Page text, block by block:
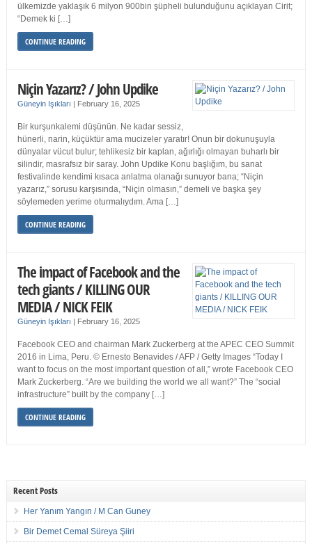
ülkemizde yaklaşık 6 milyon 900bin şüpheli bulunduğunu açıklayan Cirit;
“Demek ki […]
CONTINUE READING
Niçin Yazarız? / John Updike
Güneyin Işıkları | February 16, 2025
Bir kurşunkalemi düşünün. Ne kadar sessiz,
hünerli, narin, küçüktür ama mucizeler yaratır! Onun bir dokunuşuyla
dünyalar vücut bulur; tehlikesiz bir kaplan, ağırlığı olmayan buharlı bir
silindir, masrafsız bir saray. John Updike Konu başlığım, bu sanat
festivalinde kendimi kısaca anlatma olanağı sunuyor bana; “Niçin
yazarız,” sorusu karşısında, “Niçin olmasın,” demeli ve başka şey
söylemeden yerime oturmalıydım. Ama […]
CONTINUE READING
The impact of Facebook and the
tech giants / KILLING OUR
MEDIA / NICK FEIK
Güneyin Işıkları | February 16, 2025
Facebook CEO and chairman Mark Zuckerberg at the APEC CEO Summit
2016 in Lima, Peru. © Ernesto Benavides / AFP / Getty Images “Today I
want to focus on the most important question of all,” wrote Facebook CEO
Mark Zuckerberg. “Are we building the world we all want?” The “social
infrastructure” built by the company […]
CONTINUE READING
Recent Posts
Her Yanım Yangın / M Can Guney
Bir Demet Cemal Süreya Şiiri